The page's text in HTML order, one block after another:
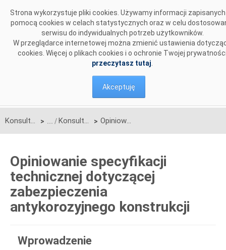
Strona wykorzystuje pliki cookies. Używamy informacji
pomocą cookies w celach statystycznych oraz w celu
serwisu do indywidualnych potrzeb użytkowników.
W przeglądarce internetowej można zmienić ustawienia
cookies. Więcej o plikach cookies i o ochronie Twojej
przeczytasz tutaj
Akceptuję
Konsultacje > Konsultacje zakończone > Opiniowanie specyfikacji technicznej dotyczącej zabezpieczenia antykorozyjnego konstrukcji
Opiniowanie specyfikacji
technicznej dotyczącej
zabezpieczenia
antykorozyjnego konstrukcji
Wprowadzenie